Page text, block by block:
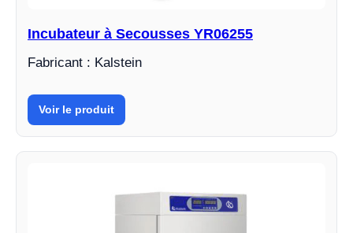
Incubateur à Secousses YR06255
Fabricant : Kalstein
Voir le produit